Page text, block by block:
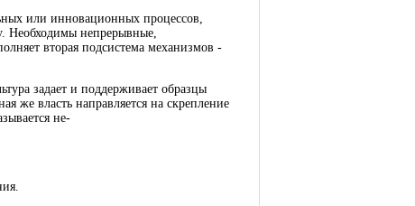
или инновационных процессов,
Необходимы непрерывные,
вторая подсистема механизмов -
задает и поддерживает образцы
же власть направляется на скрепление
не-